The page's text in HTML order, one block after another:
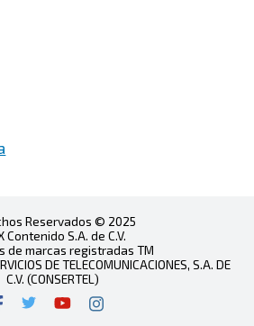
Reservados © 2025
Contenido S.A. de C.V.
de marcas registradas TM
DE TELECOMUNICACIONES, S.A. DE
C.V. (CONSERTEL)